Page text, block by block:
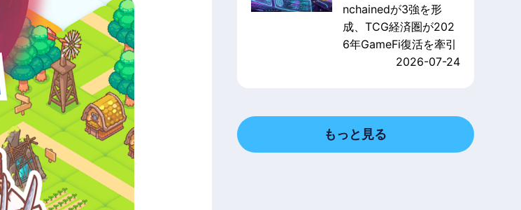
nchainedが3強を形
成、TCG経済圏が202
6年GameFi復活を牽引
2026-07-24
もっと見る